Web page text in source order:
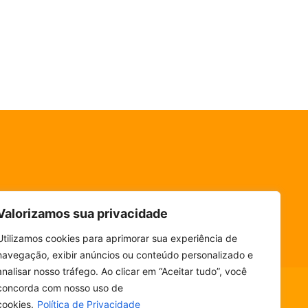
sua privacidade
cookies para aprimorar sua experiência de
exibir anúncios ou conteúdo personalizado e
nosso tráfego. Ao clicar em “Aceitar tudo”, você
com nosso uso de
Política de Privacidade